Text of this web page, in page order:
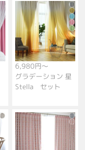
6,980円～
グラデーション 星
Stella セット